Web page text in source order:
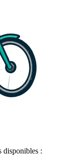
disponibles :